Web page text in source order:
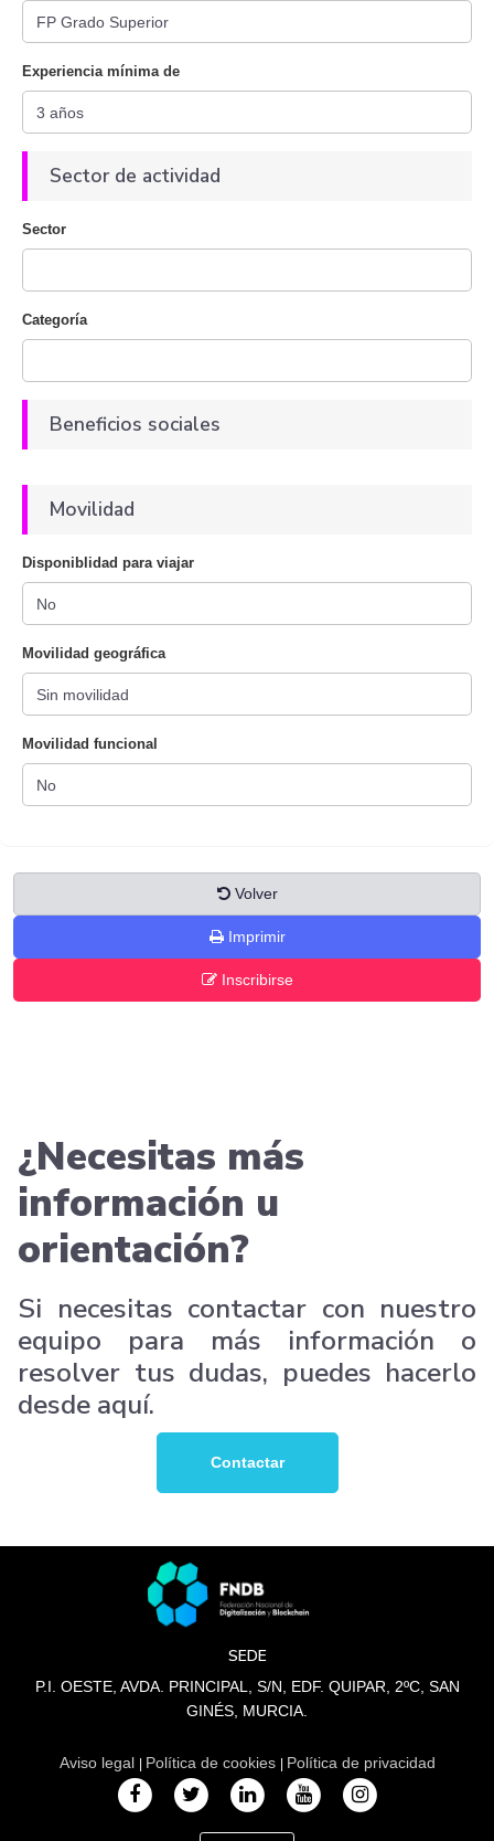
Experiencia mínima de
Sector de actividad
Sector
Categoría
Beneficios sociales
Movilidad
Disponiblidad para viajar
Movilidad geográfica
Movilidad funcional
Volver
Imprimir
Inscribirse
¿Necesitas más
información u
orientación?
Si necesitas contactar con nuestro
equipo para más información o
resolver tus dudas, puedes hacerlo
desde aquí.
Contactar
SEDE
P.I. OESTE, AVDA. PRINCIPAL, S/N, EDF. QUIPAR, 2ºC, SAN
GINÉS, MURCIA.
Aviso legal | Política de cookies | Política de privacidad